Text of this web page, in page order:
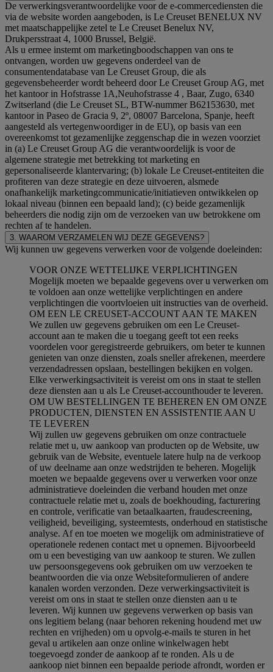
De verwerkingsverantwoordelijke voor de e-commercediensten die
via de website worden aangeboden, is Le Creuset BENELUX NV
met maatschappelijke zetel te Le Creuset Benelux NV,
Drukpersstraat 4, 1000 Brussel, België.
Als u ermee instemt om marketingboodschappen van ons te
ontvangen, worden uw gegevens onderdeel van de
consumentendatabase van Le Creuset Group, die als
gegevensbeheerder wordt beheerd door Le Creuset Group AG, met
het kantoor in Hofstrasse 1A,Neuhofstrasse 4 , Baar, Zugo, 6340
Zwitserland (die Le Creuset SL, BTW-nummer B62153630, met
kantoor in Paseo de Gracia 9, 2º, 08007 Barcelona, Spanje, heeft
aangesteld als vertegenwoordiger in de EU), op basis van een
overeenkomst tot gezamenlijke zeggenschap die in wezen voorziet
in (a) Le Creuset Group AG die verantwoordelijk is voor de
algemene strategie met betrekking tot marketing en
gepersonaliseerde klantervaring; (b) lokale Le Creuset-entiteiten die
profiteren van deze strategie en deze uitvoeren, alsmede
onafhankelijk marketingcommunicatie/initiatieven ontwikkelen op
lokaal niveau (binnen een bepaald land); (c) beide gezamenlijk
beheerders die nodig zijn om de verzoeken van uw betrokkene om
rechten af te handelen.
3. WAAROM VERZAMELEN WIJ DEZE GEGEVENS?
Wij kunnen uw gegevens verwerken voor de volgende doeleinden:
VOOR ONZE WETTELIJKE VERPLICHTINGEN
Mogelijk moeten we bepaalde gegevens over u verwerken om
te voldoen aan onze wettelijke verplichtingen en andere
verplichtingen die voortvloeien uit instructies van de overheid.
OM EEN LE CREUSET-ACCOUNT AAN TE MAKEN
We zullen uw gegevens gebruiken om een Le Creuset-
account aan te maken die u toegang geeft tot een reeks
voordelen voor geregistreerde gebruikers, om beter te kunnen
genieten van onze diensten, zoals sneller afrekenen, meerdere
verzendadressen opslaan, bestellingen bekijken en volgen.
Elke verwerkingsactiviteit is vereist om ons in staat te stellen
deze diensten aan u als Le Creuset-accounthouder te leveren.
OM UW BESTELLINGEN TE BEHEREN EN OM ONZE
PRODUCTEN, DIENSTEN EN ASSISTENTIE AAN U
TE LEVEREN
Wij zullen uw gegevens gebruiken om onze contractuele
relatie met u, uw aankoop van producten op de Website, uw
gebruik van de Website, eventuele latere hulp na de verkoop
of uw deelname aan onze wedstrijden te beheren. Mogelijk
moeten we bepaalde gegevens over u verwerken voor onze
administratieve doeleinden die verband houden met onze
contractuele relatie met u, zoals de boekhouding, facturering
en controle, verificatie van betaalkaarten, fraudescreening,
veiligheid, beveiliging, systeemtests, onderhoud en statistische
analyse. Af en toe moeten we mogelijk om administratieve of
operationele redenen contact met u opnemen. Bijvoorbeeld
om u een bevestiging van uw aankoop te sturen. We zullen
uw persoonsgegevens ook gebruiken om uw verzoeken te
beantwoorden die via onze Websiteformulieren of andere
kanalen worden verzonden. Deze verwerkingsactiviteit is
vereist om ons in staat te stellen onze diensten aan u te
leveren. Wij kunnen uw gegevens verwerken op basis van
ons legitiem belang (naar behoren rekening houdend met uw
rechten en vrijheden) om u opvolg-e-mails te sturen in het
geval u artikelen aan onze online winkelwagen hebt
toegevoegd zonder de aankoop af te ronden. Als u de
aankoop niet binnen een bepaalde periode afrondt, worden er